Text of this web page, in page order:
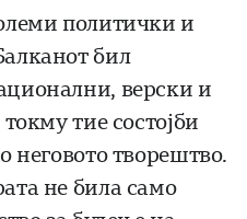
политички и
бил
верски и
тие состојби
неговото творештво.
не била само